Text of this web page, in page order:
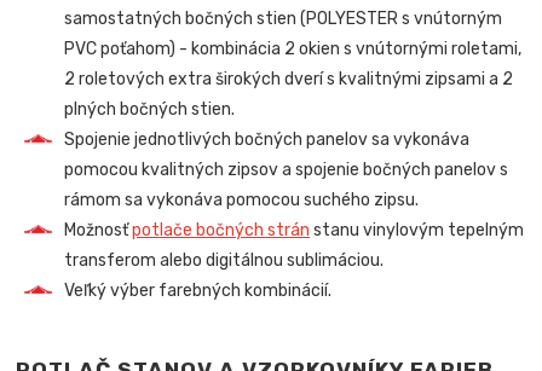
samostatných bočných stien (POLYESTER s vnútorným
PVC poťahom) - kombinácia 2 okien s vnútornými roletami,
2 roletových extra širokých dverí s kvalitnými zipsami a 2
plných bočných stien.
Spojenie jednotlivých bočných panelov sa vykonáva
pomocou kvalitných zipsov a spojenie bočných panelov s
rámom sa vykonáva pomocou suchého zipsu.
Možnosťpotlače bočných strán stanu vinylovým tepelným
transferom alebo digitálnou sublimáciou.
Veľký výber farebných kombinácií.